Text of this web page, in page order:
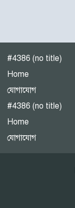
#4386 (no title)
Home
যোগাযোগ
#4386 (no title)
Home
যোগাযোগ